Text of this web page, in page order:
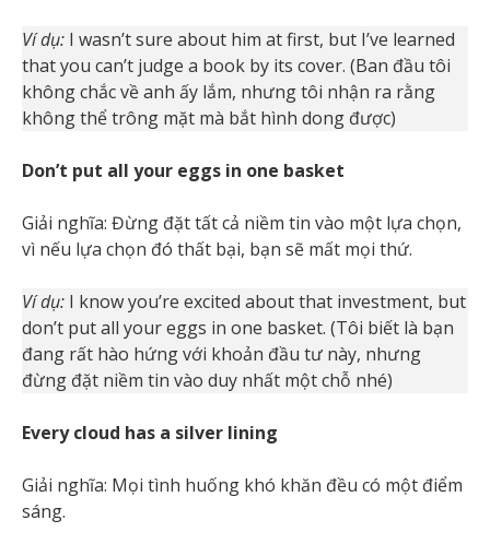
Ví dụ: I wasn’t sure about him at first, but I’ve learned
that you can’t judge a book by its cover. (Ban đầu tôi
không chắc về anh ấy lắm, nhưng tôi nhận ra rằng
không thể trông mặt mà bắt hình dong được)
Don’t put all your eggs in one basket
Giải nghĩa: Đừng đặt tất cả niềm tin vào một lựa chọn,
vì nếu lựa chọn đó thất bại, bạn sẽ mất mọi thứ.
Ví dụ: I know you’re excited about that investment, but
don’t put all your eggs in one basket. (Tôi biết là bạn
đang rất hào hứng với khoản đầu tư này, nhưng
đừng đặt niềm tin vào duy nhất một chỗ nhé)
Every cloud has a silver lining
Giải nghĩa: Mọi tình huống khó khăn đều có một điểm
sáng.